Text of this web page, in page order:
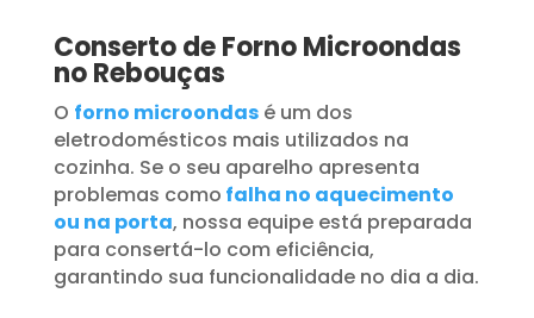
Conserto de Forno Microondas
no Rebouças
O forno microondasé um dos
eletrodomésticos mais utilizados na
cozinha. Se o seu aparelho apresenta
problemas como falha no aquecimento
ou na porta, nossa equipe está preparada
para consertá-lo com eficiência,
garantindo sua funcionalidade no dia a dia.